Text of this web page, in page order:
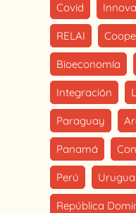
Covid
RELAI
Bioeconomía
Integración
Paraguay
Panamá
Perú
República